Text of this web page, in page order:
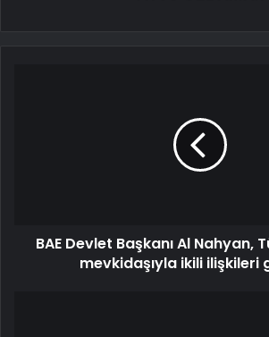
BAE Devlet Başkanı Al Nahyan,
mevkidaşıyla ikili ilişkileri